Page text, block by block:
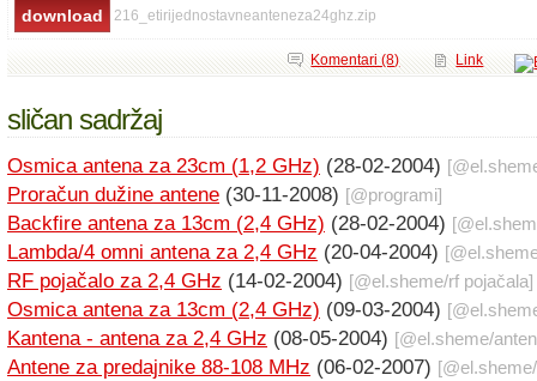
216_etirijednostavneanteneza24ghz.zip
Link
Komentari (8)
sličan sadržaj
Osmica antena za 23cm (1,2 GHz) (28-02-2004) [@
Proračun dužine antene (30-11-2008) [@programi]
Backfire antena za 13cm (2,4 GHz) (28-02-2004) [@
Lambda/4 omni antena za 2,4 GHz (20-04-2004) [@
RF pojačalo za 2,4 GHz (14-02-2004) [@el.sheme/rf pojačala]
Osmica antena za 13cm (2,4 GHz) (09-03-2004) [@
Kantena - antena za 2,4 GHz (08-05-2004) [@el.sheme/
Antene za predajnike 88-108 MHz (06-02-2007) [@el.sheme/